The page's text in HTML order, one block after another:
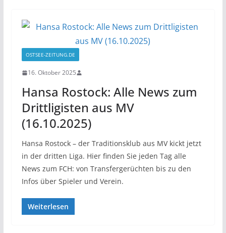
OSTSEE-ZEITUNG.DE
16. Oktober 2025
Hansa Rostock: Alle News zum
Drittligisten aus MV
(16.10.2025)
Hansa Rostock – der Traditionsklub aus MV kickt jetzt
in der dritten Liga. Hier finden Sie jeden Tag alle
News zum FCH: von Transfergerüchten bis zu den
Infos über Spieler und Verein.
Weiterlesen